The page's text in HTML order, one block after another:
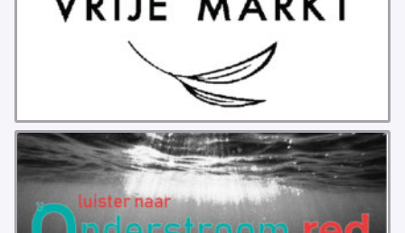
BASTION BASTARDS
DE CRISIS VOORBIJ
FREE JOCK PALFREEMAN
BUITEN DE ORDE